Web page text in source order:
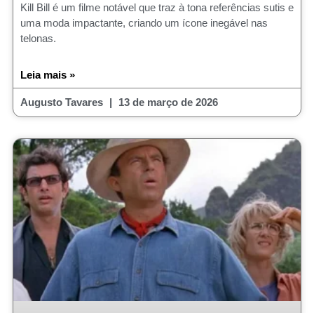
Kill Bill é um filme notável que traz à tona referências sutis e
uma moda impactante, criando um ícone inegável nas
telonas.
Leia mais »
Augusto Tavares 13 de março de 2026